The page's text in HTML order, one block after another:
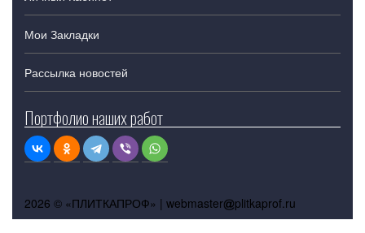
Мои Закладки
Рассылка новостей
Портфолио наших работ
2026 © «ПЛИТКАПРОФ» | webmaster plitkaprof.ru